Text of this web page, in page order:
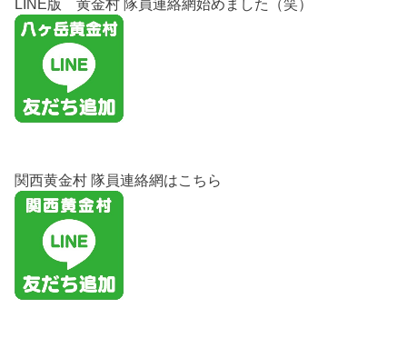
関西黄金村 隊員連絡網はこちら